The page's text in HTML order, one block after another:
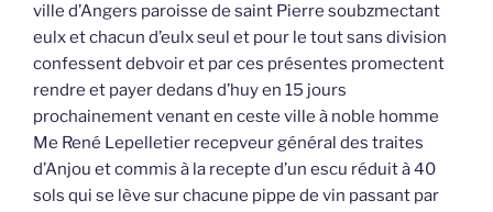
ville d’Angers paroisse de saint Pierre soubzmectant
eulx et chacun d’eulx seul et pour le tout sans division
confessent debvoir et par ces présentes promectent
rendre et payer dedans d’huy en 15 jours
prochainement venant en ceste ville à noble homme
Me René Lepelletier recepveur général des traites
d’Anjou et commis à la recepte d’un escu réduit à 40
sols qui se lève sur chacune pippe de vin passant par